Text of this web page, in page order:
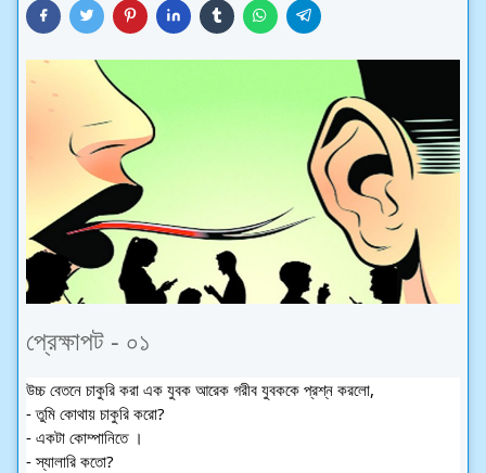
প্রেক্ষাপট - ০১
উচ্চ বেতনে চাকুরি করা এক যুবক আরেক গরীব যুবককে প্রশ্ন করলো,
- তুমি কোথায় চাকুরি করো?
- একটা কোম্পানিতে ।
- স্যালারি কতো?